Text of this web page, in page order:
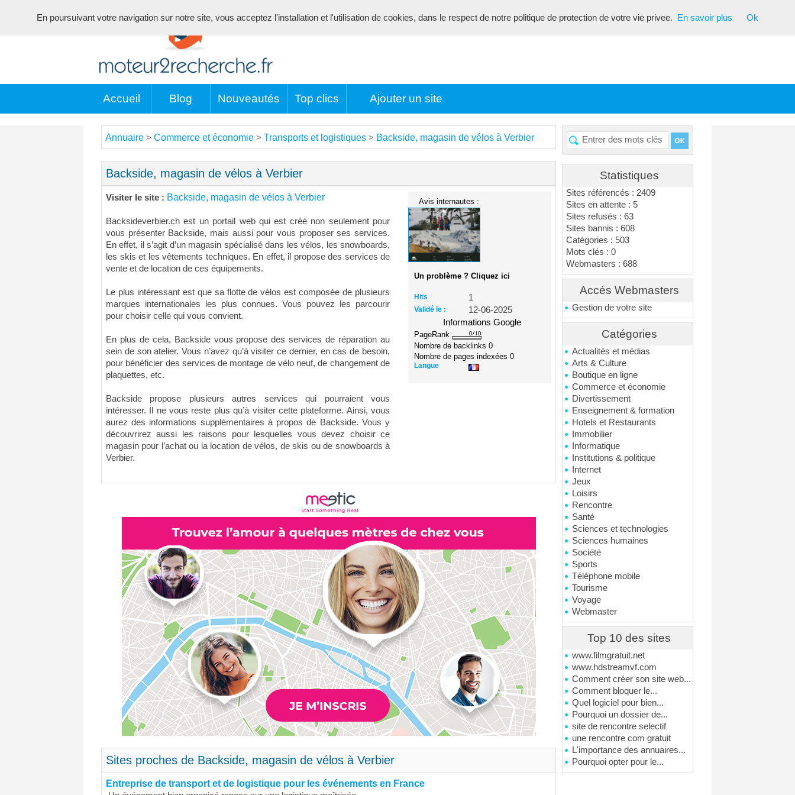
Accueil Blog Nouveautés Top clics Ajouter un site
Statistiques
Sites référencés : 2409
Sites en attente : 5
Sites refusés : 63
Sites bannis : 608
Catégories : 503
Mots clés : 0
Webmasters : 688
Accés Webmasters
Gestion de votre site
Catégories
Actualités et médias
Arts & Culture
Boutique en ligne
Commerce et économie
Divertissement
Enseignement & formation
Hotels et Restaurants
Immobilier
Informatique
Institutions & politique
Internet
Jeux
Loisirs
Rencontre
Santé
Sciences et technologies
Sciences humaines
Société
Sports
Téléphone mobile
Tourisme
Voyage
Webmaster
Top 10 des sites
www.filmgratuit.net
www.hdstreamvf.com
Comment créer son site web...
Comment bloquer le...
Quel logiciel pour bien...
Pourquoi un dossier de...
site de rencontre selectif
une rencontre com gratuit
L'importance des annuaires...
Pourquoi opter pour le...
Annuaire > Commerce et économie > Transports et logistiques > Backside, magasin de vélos à Verbier
Backside, magasin de vélos à Verbier
Visiter le site : Backside, magasin de vélos à Verbier
Backsideverbier.ch est un portail web qui est créé non seulement pour
vous présenter Backside, mais aussi pour vous proposer ses services.
En effet, il s’agit d’un magasin spécialisé dans les vélos, les snowboards,
les skis et les vêtements techniques. En effet, il propose des services de
vente et de location de ces équipements.
Le plus intéressant est que sa flotte de vélos est composée de plusieurs
marques internationales les plus connues. Vous pouvez les parcourir
pour choisir celle qui vous convient.
En plus de cela, Backside vous propose des services de réparation au
sein de son atelier. Vous n’avez qu’à visiter ce dernier, en cas de besoin,
pour bénéficier des services de montage de vélo neuf, de changement de
plaquettes, etc.
Backside propose plusieurs autres services qui pourraient vous
intéresser. Il ne vous reste plus qu’à visiter cette plateforme. Ainsi, vous
aurez des informations supplémentaires à propos de Backside. Vous y
découvrirez aussi les raisons pour lesquelles vous devez choisir ce
magasin pour l’achat ou la location de vélos, de skis ou de snowboards à
Verbier.
Avis internautes :
Un problème ? Cliquez ici
Hits 1
Validé le :
12-06-2025
Informations Google
PageRank
Nombre de backlinks0
Nombre de pages indexées0
Langue
Sites proches de Backside, magasin de vélos à Verbier
Entreprise de transport et de logistique pour les événements en France
En poursuivant votre navigation sur notre site, vous acceptez l'installation et l'utilisation de cookies, dans le respect de notre politique de protection de votre vie privee. En savoir plus Ok